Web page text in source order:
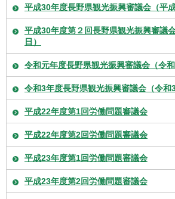
平成30年度長野県観光振興審議会（平
平成30年度第２回長野県観光振興審議
日）
令和元年度長野県観光振興審議会（令和
令和3年度長野県観光振興審議会（令和
平成22年度第1回労働問題審議会
平成22年度第2回労働問題審議会
平成23年度第1回労働問題審議会
平成23年度第2回労働問題審議会